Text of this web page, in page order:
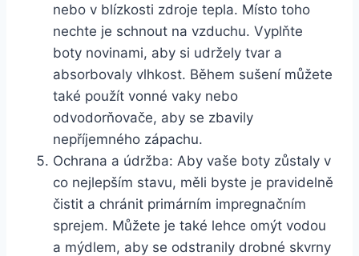
nebo v ​blízkosti zdroje tepla. Místo toho⁤
nechte je schnout na ​vzduchu. Vyplňte
boty ‌novinami,⁣ aby si udržely tvar⁣ a
⁣absorbovaly vlhkost. Během sušení⁢ můžete
také ⁢použít vonné vaky nebo‌
odvodorňovače, aby se zbavily
nepříjemného zápachu.
Ochrana ⁣a údržba: Aby vaše boty zůstaly v
co nejlepším stavu, měli byste je pravidelně
čistit a‍ chránit primárním impregnačním
sprejem. Můžete je také lehce omýt⁢ vodou
⁣a mýdlem, aby se odstranily drobné skvrny